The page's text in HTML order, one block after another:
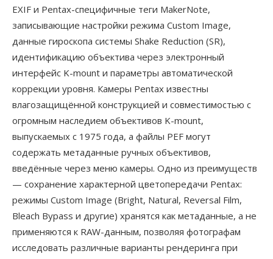
EXIF и Pentax-специфичные теги MakerNote,
записывающие настройки режима Custom Image,
данные гироскопа системы Shake Reduction (SR),
идентификацию объектива через электронный
интерфейс K-mount и параметры автоматической
коррекции уровня. Камеры Pentax известны
влагозащищённой конструкцией и совместимостью с
огромным наследием объективов K-mount,
выпускаемых с 1975 года, а файлы PEF могут
содержать метаданные ручных объективов,
введённые через меню камеры. Одно из преимуществ
— сохранение характерной цветопередачи Pentax:
режимы Custom Image (Bright, Natural, Reversal Film,
Bleach Bypass и другие) хранятся как метаданные, а не
применяются к RAW-данным, позволяя фотографам
исследовать различные варианты рендеринга при